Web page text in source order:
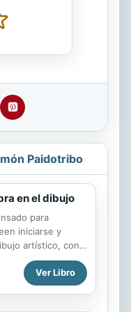
Paidotribo
en el dibujo
para
iniciarse y
artístico, con
que invita a
primer momento:
"Aprender
Ver Libro